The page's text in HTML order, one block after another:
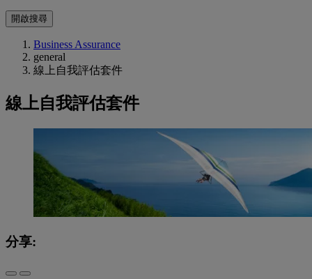
開啟搜尋
Business Assurance
general
線上自我評估套件
線上自我評估套件
分享: